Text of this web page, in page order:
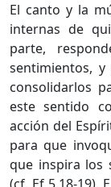
El canto y la
internas de
parte,
sentimientos,
consolidarlos
este sentido
acción del
para que
que inspira los